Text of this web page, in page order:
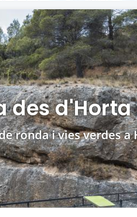
des
ronda i vies verdes a